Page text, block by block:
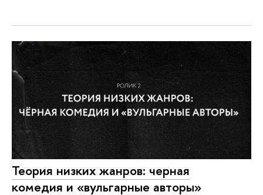
Теория низких жанров: черная
комедия и «вульгарные авторы»